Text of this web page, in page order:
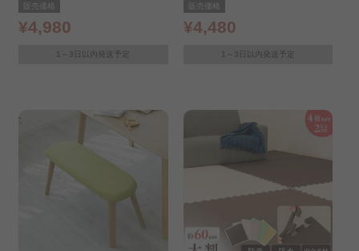
60×1) 同色4セット(16枚) MK
JTM-601 ブラウン
販売価格
¥4,980
1～3日以内発送予定
m×厚さ1cm 4セット（16
枚） PEJTM-601 ベージュ
販売価格
¥4,480
1～3日以内発送予定